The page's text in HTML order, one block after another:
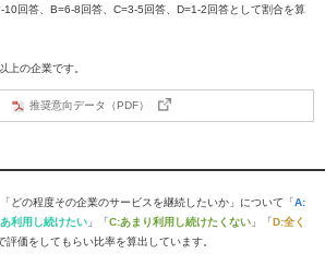
回答、B=6-8回答、C=3-5回答、D=1-2回答として割合を算
上の企業です。
推奨意向データ（PDF）
どの程度その企業のサービスを継続したいか」について「 A:
利用し続けたい 」「 C:あまり利用し続けたくない 」「 D:全く
評価をしてもらい比率を算出しています。